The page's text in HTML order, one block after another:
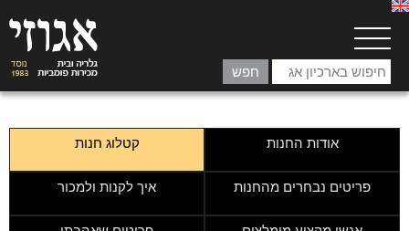
אודות החנות קטלוג חנות
פריטים נבחרים מהחנות איך לקנות ולמכור